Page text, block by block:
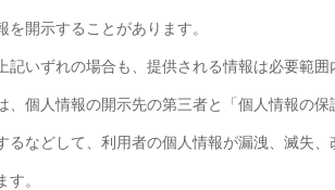
を開示することがあります。
上記いずれの場合も、提供される情報は必要範
、個人情報の開示先の第三者と「個人情報の
るなどして、利用者の個人情報が漏洩、滅失
す。